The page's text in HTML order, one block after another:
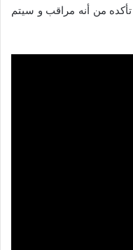
من أنه مراقب و سيتم